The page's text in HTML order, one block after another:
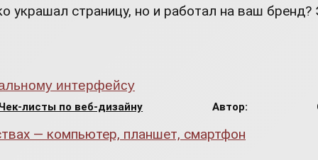
страницу, но и работал на ваш
интерфейсу
листы по веб-дизайну Автор: